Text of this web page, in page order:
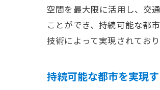
空間を最大限に活用し、交
ことができ、持続可能な都
技術によって実現されてお
持続可能な都市を実現